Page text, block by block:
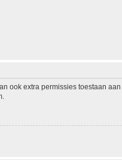
ook extra permissies toestaan aan